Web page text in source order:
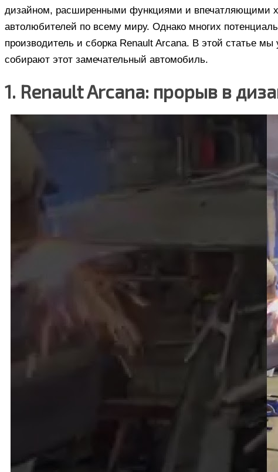
дизайном, расширенными функциями и впечатляющими
автолюбителей по всему миру. Однако многих
производитель и сборка Renault Arcana. В этой статье мы
собирают этот замечательный автомобиль.
1. Renault Arcana: прорыв в